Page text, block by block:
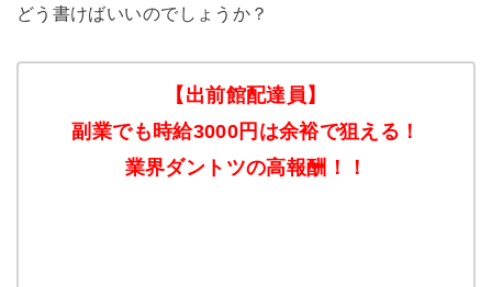
どう書けばいいのでしょうか？
【出前館配達員】
副業でも時給3000円は余裕で狙える！
業界ダントツの高報酬！！